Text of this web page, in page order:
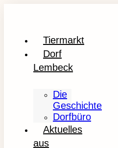
Tiermarkt
Dorf
Lembeck
Die
Geschichte
Dorfbüro
Aktuelles
aus